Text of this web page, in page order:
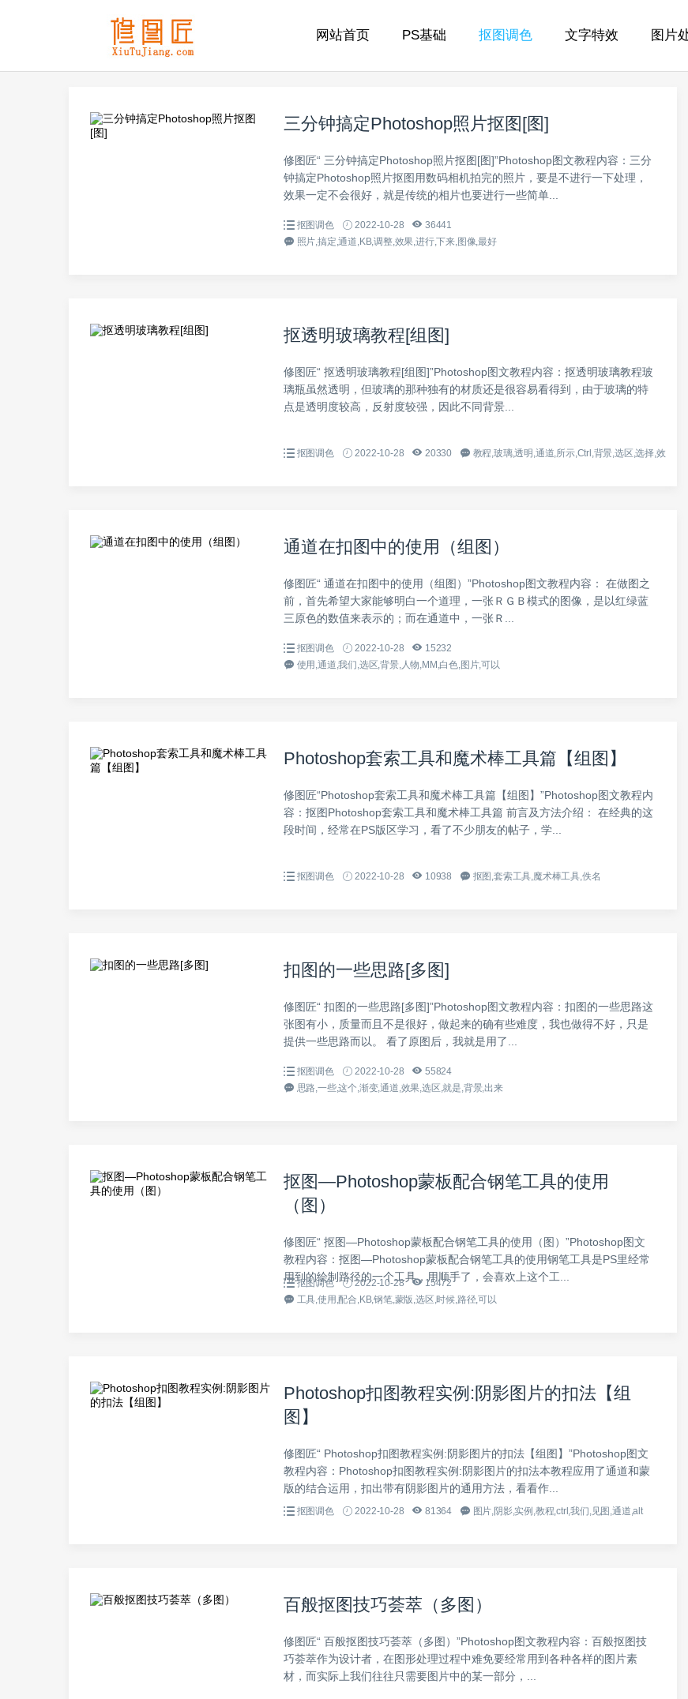
网站首页 PS基础 抠图调色 文字特效 图片
三分钟搞定Photoshop照片抠图[图]
修图匠“ 三分钟搞定Photoshop照片抠图[图]”Photoshop图文教程内容：三分
钟搞定Photoshop照片抠图用数码相机拍完的照片，要是不进行一下处理，
效果一定不会很好，就是传统的相片也要进行一些简单...
抠图调色 2022-10-28
36441
照片,搞定,通道,KB,调整,效果,进行,下来,图像,最好
抠透明玻璃教程[组图]
修图匠“ 抠透明玻璃教程[组图]”Photoshop图文教程内容：抠透明玻璃教程玻
璃瓶虽然透明，但玻璃的那种独有的材质还是很容易看得到，由于玻璃的特
点是透明度较高，反射度较强，因此不同背景...
抠图调色 2022-10-28 20330 教程,玻璃,透明,通道,所示,Ctrl,背景,选区,选择,效
通道在扣图中的使用（组图）
修图匠“ 通道在扣图中的使用（组图）”Photoshop图文教程内容： 在做图之
前，首先希望大家能够明白一个道理，一张ＲＧＢ模式的图像，是以红绿蓝
三原色的数值来表示的；而在通道中，一张Ｒ...
抠图调色 2022-10-28
15232
使用,通道,我们,选区,背景,人物,MM,白色,图片,可以
Photoshop套索工具和魔术棒工具篇【组图】
修图匠“Photoshop套索工具和魔术棒工具篇【组图】”Photoshop图文教程内
容：抠图Photoshop套索工具和魔术棒工具篇 前言及方法介绍： 在经典的这
段时间，经常在PS版区学习，看了不少朋友的帖子，学...
抠图调色 2022-10-28 10938 抠图,套索工具,魔术棒工具,佚名
扣图的一些思路[多图]
修图匠“ 扣图的一些思路[多图]”Photoshop图文教程内容：扣图的一些思路这
张图有小，质量而且不是很好，做起来的确有些难度，我也做得不好，只是
提供一些思路而以。 看了原图后，我就是用了...
抠图调色 2022-10-28
55824
思路,一些,这个,渐变,通道,效果,选区,就是,背景,出来
抠图—Photoshop蒙板配合钢笔工具的使用
（图）
修图匠“ 抠图—Photoshop蒙板配合钢笔工具的使用（图）”Photoshop图文
教程内容：抠图—Photoshop蒙板配合钢笔工具的使用钢笔工具是PS里经常
用到的绘制路径的一个工具，用顺手了，会喜欢上这个工...
抠图调色 2022-10-28
15472
工具,使用,配合,KB,钢笔,蒙版,选区,时候,路径,可以
Photoshop扣图教程实例:阴影图片的扣法【组
图】
修图匠“ Photoshop扣图教程实例:阴影图片的扣法【组图】”Photoshop图文
教程内容：Photoshop扣图教程实例:阴影图片的扣法本教程应用了通道和蒙
版的结合运用，扣出带有阴影图片的通用方法，看看作...
抠图调色 2022-10-28 81364 图片,阴影,实例,教程,ctrl,我们,见图,通道,alt
百般抠图技巧荟萃（多图）
修图匠“ 百般抠图技巧荟萃（多图）”Photoshop图文教程内容：百般抠图技
巧荟萃作为设计者，在图形处理过程中难免要经常用到各种各样的图片素
材，而实际上我们往往只需要图片中的某一部分，...